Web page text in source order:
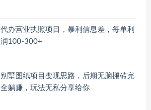
代办营业执照项目，暴利信息差，每单利
润100-300+
别墅图纸项目变现思路，后期无脑搬砖完
全躺赚，玩法无私分享给你